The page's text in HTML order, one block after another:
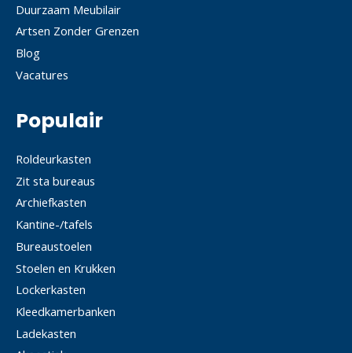
Duurzaam Meubilair
Artsen Zonder Grenzen
Blog
Vacatures
Populair
Roldeurkasten
Zit sta bureaus
Archiefkasten
Kantine-/tafels
Bureaustoelen
Stoelen en Krukken
Lockerkasten
Kleedkamerbanken
Ladekasten